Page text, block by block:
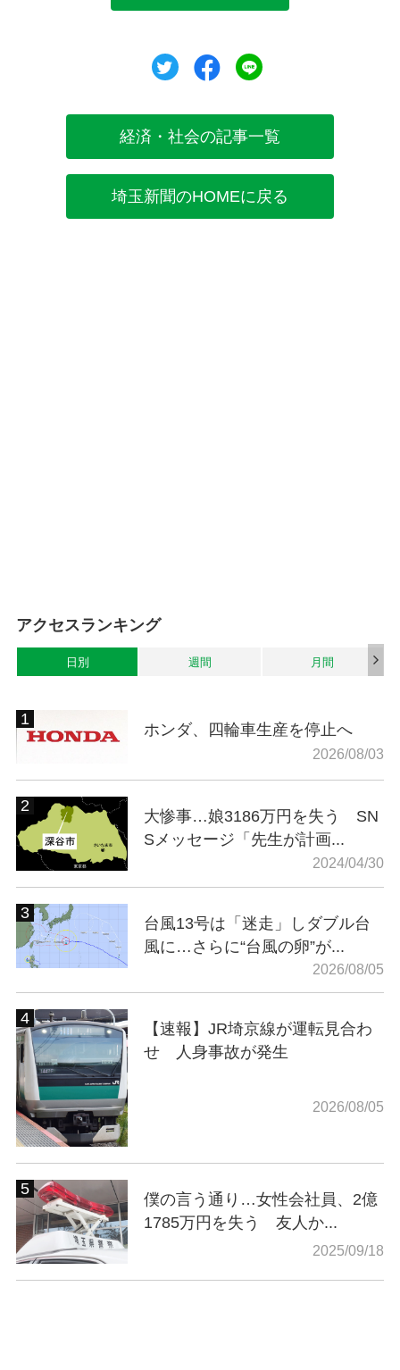
ツイートシェア
経済・社会の記事一覧
埼玉新聞のHOMEに戻る
アクセスランキング
日別 週間 月間
ホンダ、四輪車生産を停止へ
2026/08/03
大惨事…娘3186万円を失う SN
Sメッセージ「先生が計画...
2024/04/30
台風13号は「迷走」しダブル台
風に…さらに“台風の卵”が...
2026/08/05
【速報】JR埼京線が運転見合わ
せ 人身事故が発生
2026/08/05
僕の言う通り…女性会社員、2億
1785万円を失う 友人か...
2025/09/18